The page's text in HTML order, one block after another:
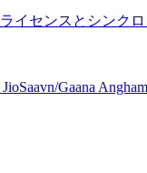
ライセンスとシンクロ
JioSaavn/Gaana